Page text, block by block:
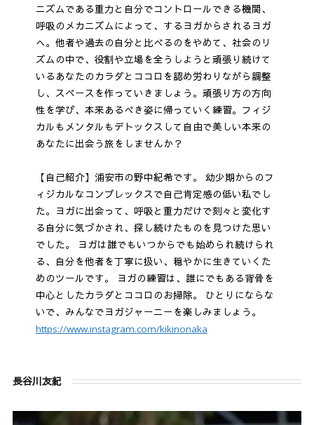
ニズムである重力と自分でコントロールできる機関、
呼吸のメカニズムによって、するヨガからされるヨガ
へ。他者や過去の自分と比べるのをやめて、社会のリ
ズムの中で、役割や立場を全うしようと頑張り続けて
いるあなたのカラダとココロを認め労わりながら調整
し、スペースを作っていきましょう。頑張り方の方向
性を学び、本来あるべき姿に帰っていく練習。フィジ
カルもメンタルもデトックスして自由で美しい本来の
あなたに出会う旅をしませんか？
【自己紹介】浦安市の野中紀希です。 幼少期からのフ
ィジカルなコンプレックスで自己肯定感の低い私でし
た。ヨガに出会って、呼吸と重力だけで刻々と変化す
る自分に気づかされ、探し続けたものを見つけた思い
でした。 ヨガは誰でもいつからでも始められ続けられ
る、自分を他者を丁寧に扱い、穏やかに生きていくた
めのツールです。 ヨガの練習は、誰にでもある背骨を
中心としたカラダとココロのお掃除。 ひとりにならな
いで、みんなでヨガジャーニーを楽しみましょう。
https://www.instagram.com/kikinonaka
長谷川友紀